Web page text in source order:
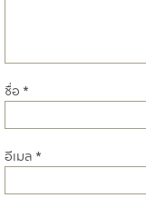
ชื่อ *
อีเมล *